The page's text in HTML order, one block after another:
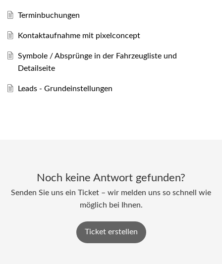
Terminbuchungen
Kontaktaufnahme mit pixelconcept
Symbole / Absprünge in der Fahrzeugliste und
Detailseite
Leads - Grundeinstellungen
Noch keine Antwort gefunden?
Senden Sie uns ein Ticket – wir melden uns so schnell wie
möglich bei Ihnen.
Ticket erstellen